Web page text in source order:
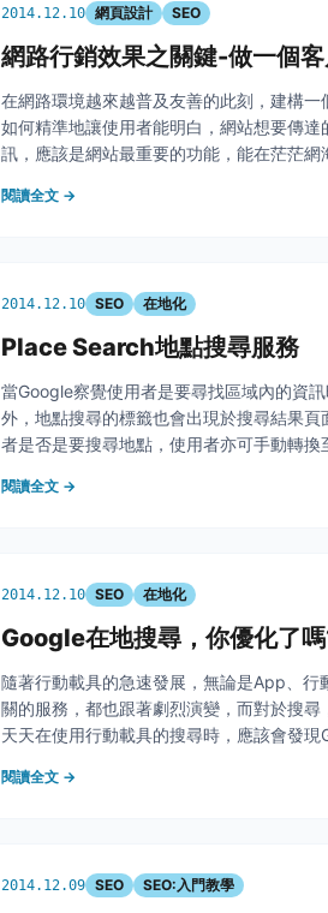
2014.12.10 網頁設計 SEO
網路行銷效果之關鍵-做一個
在網路環境越來越普及友善的此刻，建構
如何精準地讓使用者能明白，網站想要傳
訊，應該是網站最重要的功能，能在茫茫
廣告操作」
閱讀全文 →
2014.12.10 SEO 在地化
Place Search地點搜尋服務
當Google察覺使用者是要尋找區域內的資
外，地點搜尋的標籤也會出現於搜尋結果
者是否是要搜尋地點，使用者亦可手動轉
閱讀全文 →
2014.12.10 SEO 在地化
Google在地搜尋，你優化了
隨著行動載具的急速發展，無論是App、行
關的服務，都也跟著劇烈演變，而對於搜
天天在使用行動載具的搜尋時，應該會發
商家地點在哪
閱讀全文 →
2014.12.09 SEO SEO:入門教學